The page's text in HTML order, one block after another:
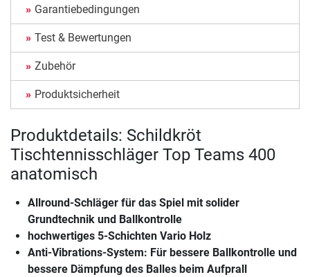
Garantiebedingungen
Test & Bewertungen
Zubehör
Produktsicherheit
Produktdetails: Schildkröt
Tischtennisschläger Top Teams 400
anatomisch
Allround-Schläger für das Spiel mit solider
Grundtechnik und Ballkontrolle
hochwertiges 5-Schichten Vario Holz
Anti-Vibrations-System: Für bessere Ballkontrolle und
bessere Dämpfung des Balles beim Aufprall